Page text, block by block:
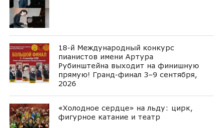
18-й Международный конкурс
пианистов имени Артура
Рубинштейна выходит на финишную
прямую! Гранд-финал 3–9 сентября,
2026
«Холодное сердце» на льду: цирк,
фигурное катание и театр